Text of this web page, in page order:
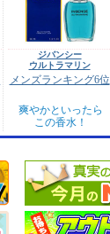
ジバンシー
ウルトラマリン
メンズランキング6位
爽やかといったら
この香水！